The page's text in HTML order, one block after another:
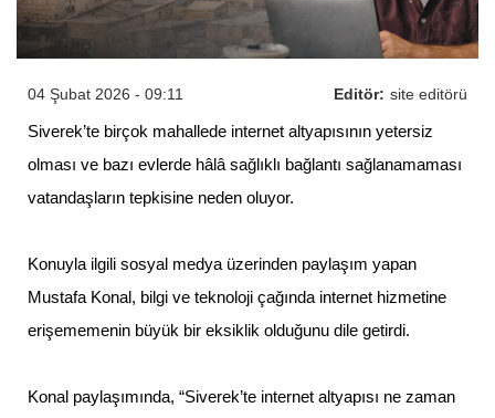
Editör: site editörü
04 Şubat 2026 - 09:11
Siverek’te birçok mahallede internet altyapısının yetersiz
olması ve bazı evlerde hâlâ sağlıklı bağlantı sağlanamaması
vatandaşların tepkisine neden oluyor.
Konuyla ilgili sosyal medya üzerinden paylaşım yapan
Mustafa Konal, bilgi ve teknoloji çağında internet hizmetine
erişememenin büyük bir eksiklik olduğunu dile getirdi.
Konal paylaşımında, “Siverek’te internet altyapısı ne zaman